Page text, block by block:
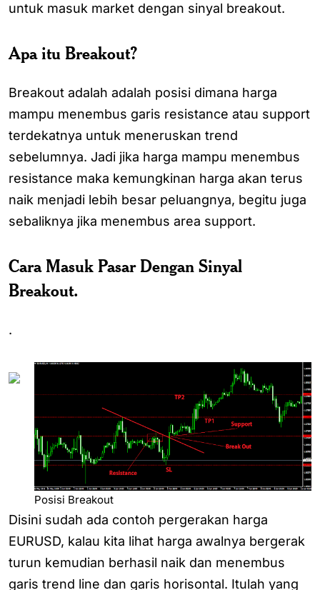
untuk masuk market dengan sinyal breakout.
Apa itu Breakout?
Breakout adalah adalah posisi dimana harga
mampu menembus garis resistance atau support
terdekatnya untuk meneruskan trend
sebelumnya. Jadi jika harga mampu menembus
resistance maka kemungkinan harga akan terus
naik menjadi lebih besar peluangnya, begitu juga
sebaliknya jika menembus area support.
Cara Masuk Pasar Dengan Sinyal
Breakout.
.
Posisi Breakout
Disini sudah ada contoh pergerakan harga
EURUSD, kalau kita lihat harga awalnya bergerak
turun kemudian berhasil naik dan menembus
garis trend line dan garis horisontal. Itulah yang